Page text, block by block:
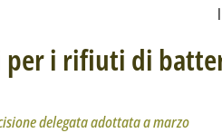
per i rifiuti di
delegata adottata a marzo